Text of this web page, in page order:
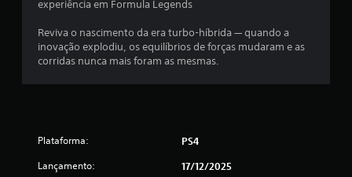
s
i
f
experiência em Formula Legends
Reviva o nascimento da era turbo-híbrida — quando a
inovação explodiu, os equilíbrios de forças mudaram e as
corridas nunca mais foram as mesmas.
Plataforma: PS4
Lançamento: 17/12/2025